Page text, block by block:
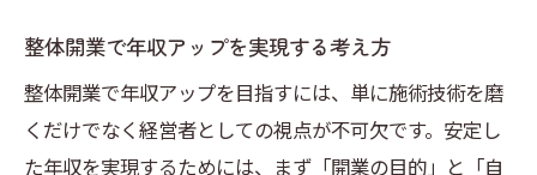
初期費用と運転資金の違いを整体開業で知
る
整体開業資金を抑える工夫と実践ポイント
整体開業で年収アップを実現する考え方
整体開業で年収アップを目指すには、単に施術技術を磨
くだけでなく経営者としての視点が不可欠です。安定し
た年収を実現するためには、まず「開業の目的」と「自